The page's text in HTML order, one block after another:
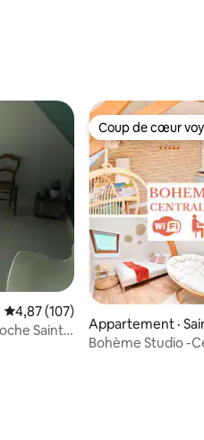
Note moyenne de 4,87 sur 5,
4,87 (107)
Saint-
Coup de cœur
Coup de cœur
Appartement ·
Bohème Studio -